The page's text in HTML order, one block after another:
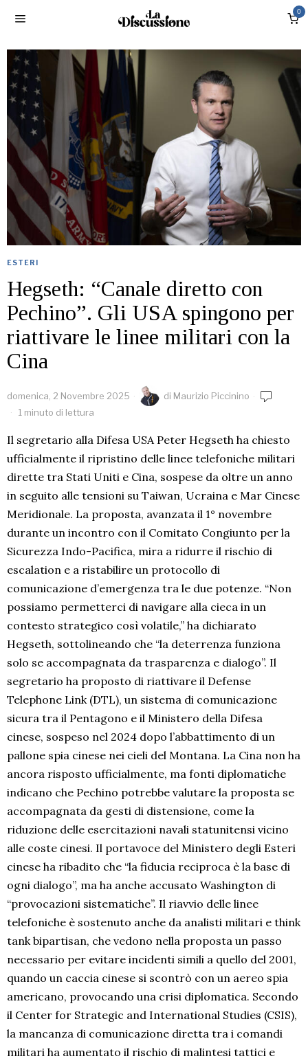
0
ESTERI
Hegseth: “Canale diretto con
Pechino”. Gli USA spingono per
riattivare le linee militari con la
Cina
domenica, 2 Novembre 2025 di Maurizio Piccinino
1 minuto di lettura
Il segretario alla Difesa USA Peter Hegseth ha chiesto
ufficialmente il ripristino delle linee telefoniche militari
dirette tra Stati Uniti e Cina, sospese da oltre un anno
in seguito alle tensioni su Taiwan, Ucraina e Mar Cinese
Meridionale. La proposta, avanzata il 1° novembre
durante un incontro con il Comitato Congiunto per la
Sicurezza Indo-Pacifica, mira a ridurre il rischio di
escalation e a ristabilire un protocollo di
comunicazione d’emergenza tra le due potenze. “Non
possiamo permetterci di navigare alla cieca in un
contesto strategico così volatile,” ha dichiarato
Hegseth, sottolineando che “la deterrenza funziona
solo se accompagnata da trasparenza e dialogo”. Il
segretario ha proposto di riattivare il Defense
Telephone Link (DTL), un sistema di comunicazione
sicura tra il Pentagono e il Ministero della Difesa
cinese, sospeso nel 2024 dopo l’abbattimento di un
pallone spia cinese nei cieli del Montana. La Cina non ha
ancora risposto ufficialmente, ma fonti diplomatiche
indicano che Pechino potrebbe valutare la proposta se
accompagnata da gesti di distensione, come la
riduzione delle esercitazioni navali statunitensi vicino
alle coste cinesi. Il portavoce del Ministero degli Esteri
cinese ha ribadito che “la fiducia reciproca è la base di
ogni dialogo”, ma ha anche accusato Washington di
“provocazioni sistematiche”. Il riavvio delle linee
telefoniche è sostenuto anche da analisti militari e think
tank bipartisan, che vedono nella proposta un passo
necessario per evitare incidenti simili a quello del 2001,
quando un caccia cinese si scontrò con un aereo spia
americano, provocando una crisi diplomatica. Secondo
il Center for Strategic and International Studies (CSIS),
la mancanza di comunicazione diretta tra i comandi
militari ha aumentato il rischio di malintesi tattici e